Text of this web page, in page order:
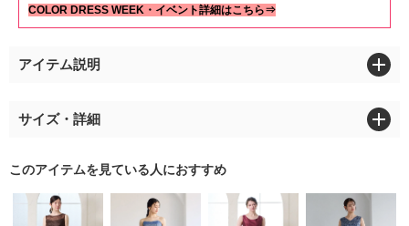
COLOR DRESS WEEK・イベント詳細はこちら⇒
アイテム説明
サイズ・詳細
このアイテムを見ている人におすすめ